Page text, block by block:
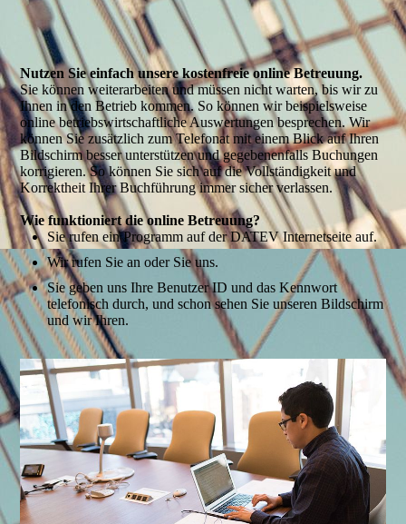
Nutzen Sie einfach unsere kostenfreie online Betreuung.
Sie können weiterarbeiten und müssen nicht warten, bis wir zu
Ihnen in den Betrieb kommen. So können wir beispielsweise
online betriebswirtschaftliche Auswertungen besprechen. Wir
können Sie zusätzlich zum Telefonat mit einem Blick auf Ihren
Bildschirm besser unterstützen und gegebenenfalls Buchungen
korrigieren. So können Sie sich auf die Vollständigkeit und
Korrektheit Ihrer Buchführung immer sicher verlassen.
Wie funktioniert die online Betreuung?
Sie rufen ein Programm auf der DATEV Internetseite auf.
Wir rufen Sie an oder Sie uns.
Sie geben uns Ihre Benutzer ID und das Kennwort
telefonisch durch, und schon sehen Sie unseren Bildschirm
und wir Ihren.